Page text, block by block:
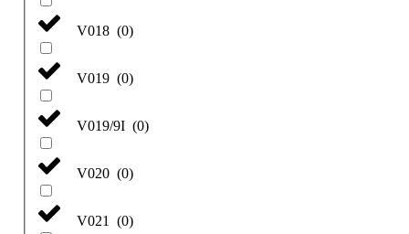
V018 (0)
V019 (0)
V019/9I (0)
V020 (0)
V021 (0)